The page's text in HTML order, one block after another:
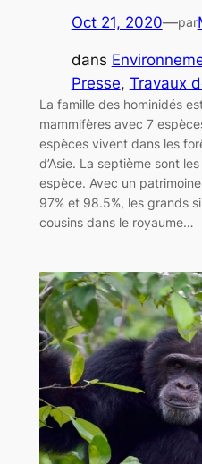
Oct 21, 2020—par
dans
Presse, Travaux
La famille des hominidés
mammifères avec 7
espèces vivent dans les
d’Asie. La septième sont
espèce. Avec un
97% et 98.5%, les grands
cousins dans le royaume…